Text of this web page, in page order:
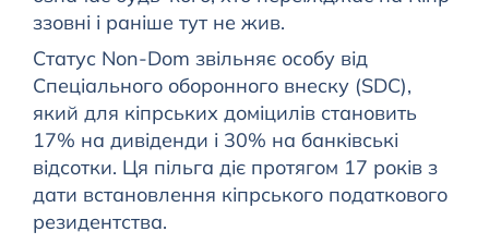
ззовні і раніше тут не жив.
Статус Non-Dom звільняє особу від
Спеціального оборонного внеску (SDC),
який для кіпрських доміцилів становить
17% на дивіденди і 30% на банківські
відсотки. Ця пільга діє протягом 17 років з
дати встановлення кіпрського податкового
резидентства.